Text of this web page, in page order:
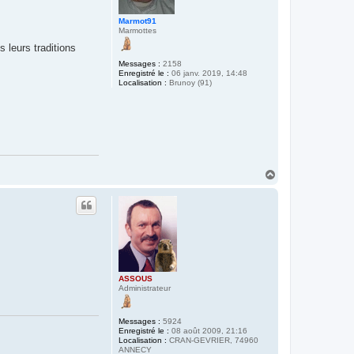
Marmot91
Marmottes
Messages : 2158
Enregistré le : 06 janv. 2019, 14:48
Localisation : Brunoy (91)
leurs traditions
ASSOUS
Administrateur
Messages : 5924
Enregistré le : 08 août 2009, 21:16
Localisation : CRAN-GEVRIER, 74960
ANNECY